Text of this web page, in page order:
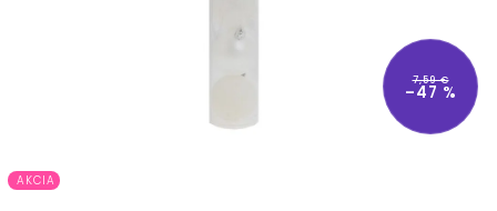
7,59 €
–47 %
AKCIA